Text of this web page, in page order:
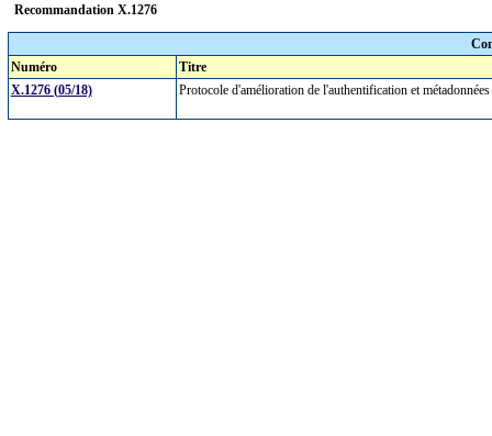
Recommandation X.1276
Numéro
Titre
X.1276 (05/18)
Protocole d'amélioration de l'authentification et